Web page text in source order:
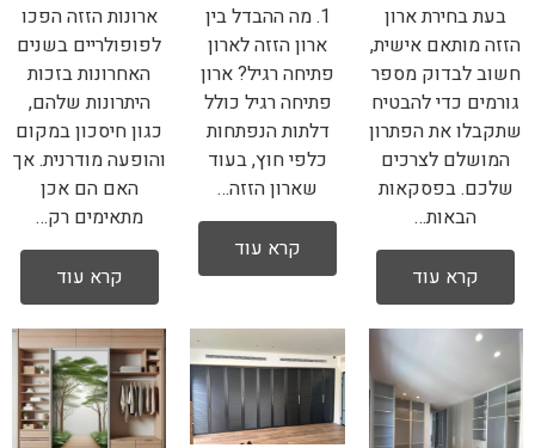
בעת בחירת ארון
הזזה מותאם אישית,
חשוב לבדוק מספר
גורמים כדי להבטיח
שתקבלו את הפתרון
המושלם לצרכים
שלכם. בפסקאות
הבאות…
קרא עוד
1. מה ההבדל בין
ארון הזזה לארון
פתיחה רגיל? ארון
פתיחה רגיל כולל
דלתות הנפתחות
כלפי חוץ, בעוד
שארון הזזה…
קרא עוד
ארונות הזזה הפכו
לפופולריים בשנים
האחרונות בזכות
היתרונות שלהם,
כגון חיסכון במקום
והופעה מודרנית. אך
האם הם אכן
מתאימים רק…
קרא עוד